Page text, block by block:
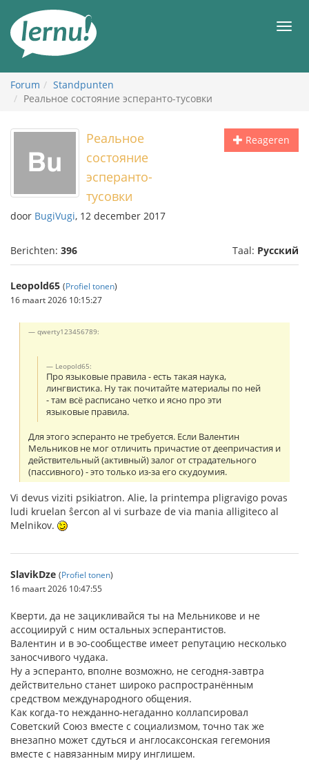
inhoud
Forum
Standpunten
Реальное состояние эсперанто-тусовки
Reageren
Реальное
состояние
эсперанто-
тусовки
door BugiVugi, 12 december 2017
Berichten: 396 Taal: Русский
Leopold65 (Profiel tonen)
16 maart 2026 10:15:27
qwerty123456789:
Leopold65:
Про языковые правила - есть такая наука,
лингвистика. Ну так почитайте материалы по ней
- там всё расписано четко и ясно про эти
языковые правила.
Для этого эсперанто не требуется. Если Валентин
Мельников не мог отличить причастие от деепричастия и
действительный (активный) залог от страдательного
(пассивного) - это только из-за его скудоумия.
Vi devus viziti psikiatron. Alie, la printempa pligravigo povas
ludi kruelan ŝercon al vi surbaze de via mania alligiteco al
Melnikov.
SlavikDze (Profiel tonen)
16 maart 2026 10:47:55
Кверти, да не зацикливайся ты на Мельникове и не
ассоциируй с ним остальных эсперантистов.
Валентин и в эо-сообществе имеет репутацию несколько
заносчивого чудака.
Ну а эсперанто, вполне возможно, не сегодня-завтра
действительно станет широко распространённым
средством международного общения.
Как когда-то нежданно-негаданно коллапсировал
Советский Союз вместе с социализмом, точно так же
внезапно может сдуться и англосаксонская гегемония
вместе с навязанным миру инглишем.